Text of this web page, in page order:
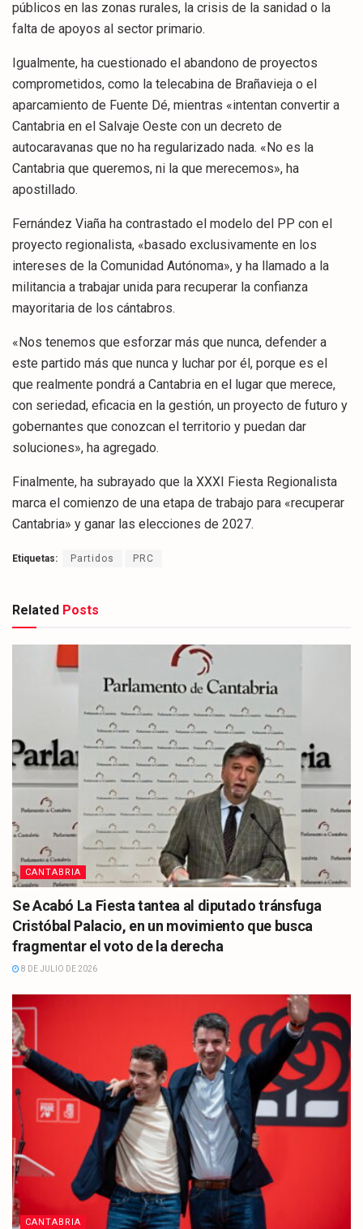
públicos en las zonas rurales, la crisis de la sanidad o la
falta de apoyos al sector primario.
Igualmente, ha cuestionado el abandono de proyectos
comprometidos, como la telecabina de Brañavieja o el
aparcamiento de Fuente Dé, mientras «intentan convertir a
Cantabria en el Salvaje Oeste con un decreto de
autocaravanas que no ha regularizado nada. «No es la
Cantabria que queremos, ni la que merecemos», ha
apostillado.
Fernández Viaña ha contrastado el modelo del PP con el
proyecto regionalista, «basado exclusivamente en los
intereses de la Comunidad Autónoma», y ha llamado a la
militancia a trabajar unida para recuperar la confianza
mayoritaria de los cántabros.
«Nos tenemos que esforzar más que nunca, defender a
este partido más que nunca y luchar por él, porque es el
que realmente pondrá a Cantabria en el lugar que merece,
con seriedad, eficacia en la gestión, un proyecto de futuro y
gobernantes que conozcan el territorio y puedan dar
soluciones», ha agregado.
Finalmente, ha subrayado que la XXXI Fiesta Regionalista
marca el comienzo de una etapa de trabajo para «recuperar
Cantabria» y ganar las elecciones de 2027.
Etiquetas: Partidos PRC
Related Posts
CANTABRIA
Se Acabó La Fiesta tantea al diputado tránsfuga
Cristóbal Palacio, en un movimiento que busca
fragmentar el voto de la derecha
8 DE JULIO DE 2026
CANTABRIA